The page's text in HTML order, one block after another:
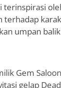
terinspirasi
terhadap
umpan
Gem
gelap